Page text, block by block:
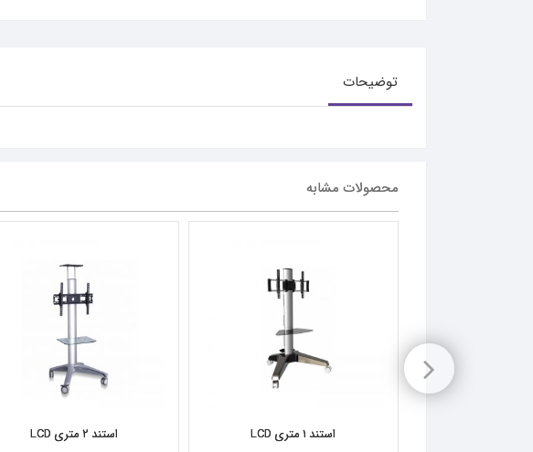
توضیحات
محصولات مشابه
استند ۱ متری LCD استند ۲ متری LCD